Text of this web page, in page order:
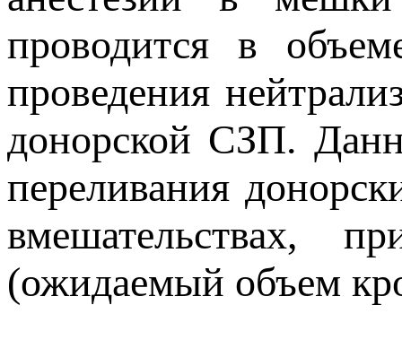
проводится в
проведения
донорской СЗП.
переливания
вмешательствах,
(ожидаемый объем